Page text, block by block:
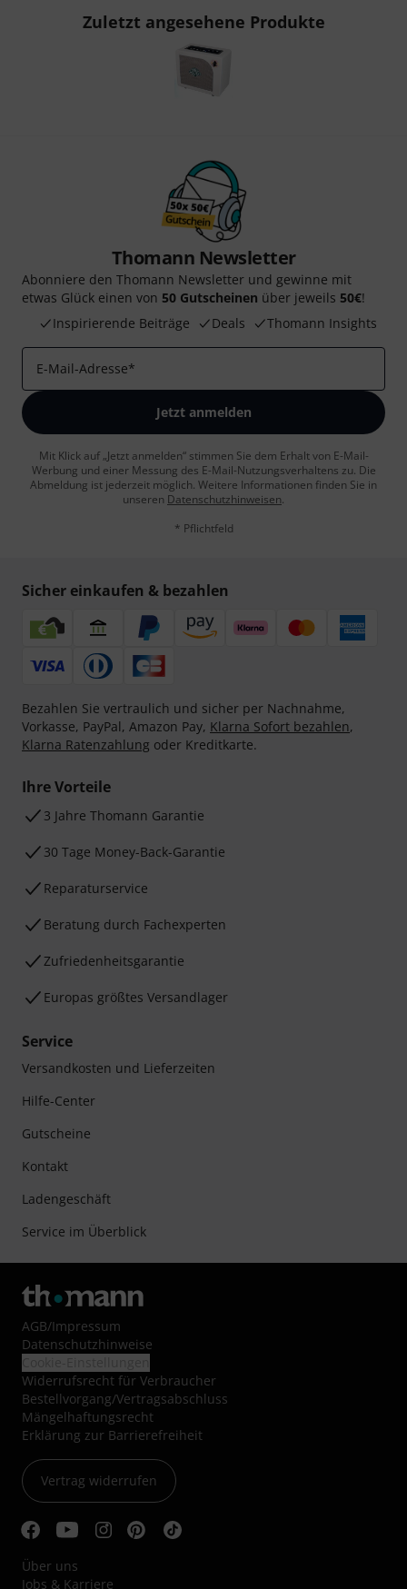
Zuletzt angesehene Produkte
Thomann Newsletter
Abonniere den Thomann Newsletter und gewinne mit
etwas Glück einen von 50 Gutscheinen über jeweils 50€!
Inspirierende Beiträge
Deals Thomann Insights
E-Mail-Adresse*
Jetzt anmelden
Mit Klick auf „Jetzt anmelden“ stimmen Sie dem Erhalt von E-Mail-
Werbung und einer Messung des E-Mail-Nutzungsverhaltens zu. Die
Abmeldung ist jederzeit möglich. Weitere Informationen finden Sie in
unseren Datenschutzhinweisen.
* Pflichtfeld
Sicher einkaufen & bezahlen
Bezahlen Sie vertraulich und sicher per Nachnahme,
Vorkasse, PayPal, Amazon Pay, Klarna Sofort bezahlen,
Klarna Ratenzahlung oder Kreditkarte.
Ihre Vorteile
3 Jahre Thomann Garantie
30 Tage Money-Back-Garantie
Reparaturservice
Beratung durch Fachexperten
Zufriedenheitsgarantie
Europas größtes Versandlager
Service
Versandkosten und Lieferzeiten
Hilfe-Center
Gutscheine
Kontakt
Ladengeschäft
Service im Überblick
AGB/Impressum
Datenschutzhinweise
Widerrufsrecht für Verbraucher
Bestellvorgang/Vertragsabschluss
Mängelhaftungsrecht
Erklärung zur Barrierefreiheit
Vertrag widerrufen
Über uns
Jobs & Karriere